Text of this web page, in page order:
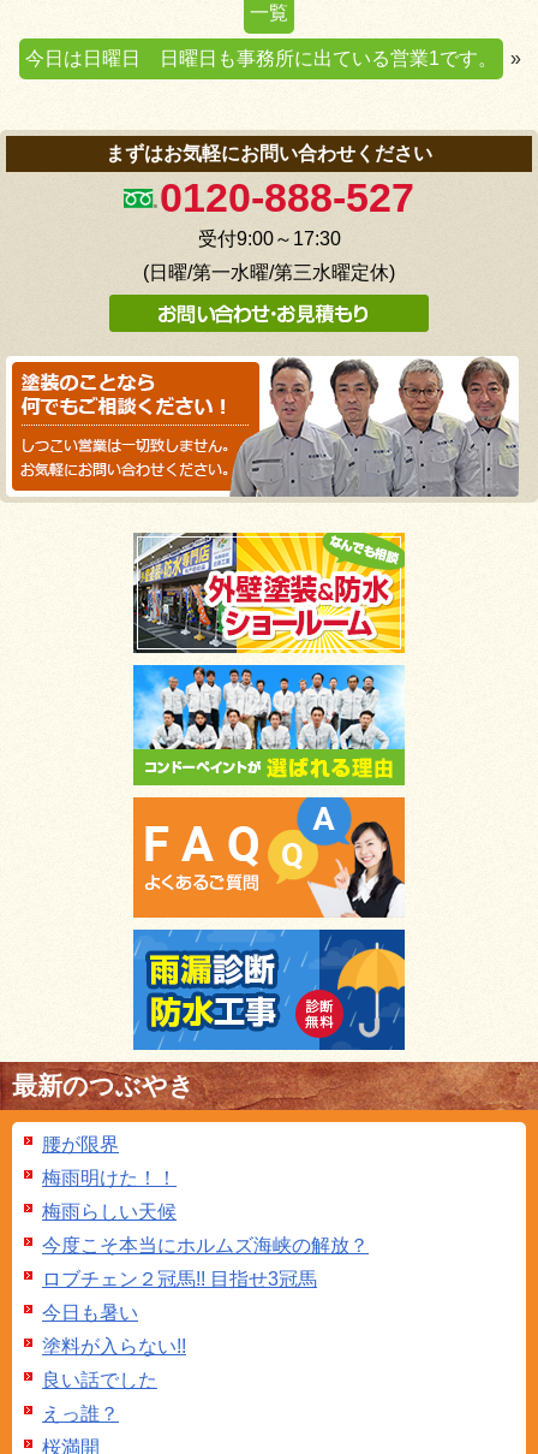
一覧
今日は日曜日 日曜日も事務所に出ている営業1です。 »
まずはお気軽にお問い合わせください
0120-888-527
受付9:00～17:30
(日曜/第一水曜/第三水曜定休)
最新のつぶやき
腰が限界
梅雨明けた！！
梅雨らしい天候
今度こそ本当にホルムズ海峡の解放？
ロブチェン２冠馬!! 目指せ3冠馬
今日も暑い
塗料が入らない!!
良い話でした
えっ誰？
桜満開